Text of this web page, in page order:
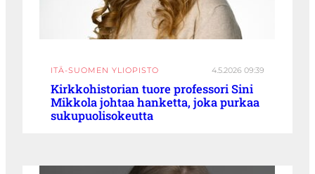
ITÄ-SUOMEN YLIOPISTO 4.5.2026 09:39
Kirkkohistorian tuore professori Sini
Mikkola johtaa hanketta, joka purkaa
sukupuolisokeutta